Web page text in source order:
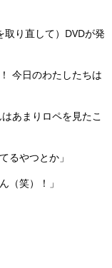
り直して）DVDが発
今日のわたしたちは
あまりロペを見たこ
るやつとか」
（笑）！」